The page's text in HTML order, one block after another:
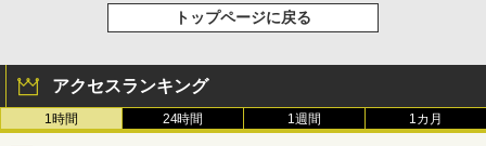
トップページに戻る
アクセスランキング
1時間 24時間 1週間 1カ月